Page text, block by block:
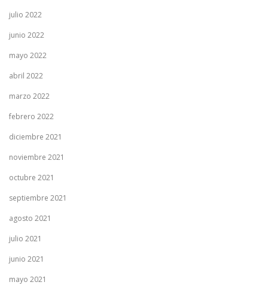
julio 2022
junio 2022
mayo 2022
abril 2022
marzo 2022
febrero 2022
diciembre 2021
noviembre 2021
octubre 2021
septiembre 2021
agosto 2021
julio 2021
junio 2021
mayo 2021